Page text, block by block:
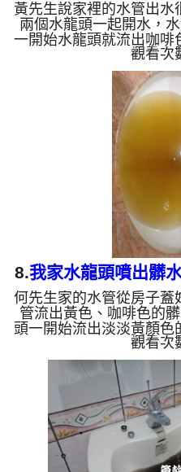
洗
黃先生說家裡的水管出水
兩個水龍頭一起開水，
一開始水龍頭就流出咖啡
還發出惡臭，這不是來
年的汙垢。 水管裡的異
慢變成透明，髒東西也
水。 清洗水管 是利用 高
打入水管，讓水管管壁
氣與水混合，產生阻力
淤泥等等雜質沖出來。
龍頭
觀看次
8.我家水龍頭噴出髒
管
何先生家的水管從房子蓋
管流出黃色、咖啡色的
頭一開始流出淡淡黃顏色
散發陣陣刺鼻味，這不
面藏汙納垢多年。 水管
顏色慢慢變成透明，髒
淨的清水。 清洗水管 是
檸檬酸打入水管，讓水
透過空氣與水混合，產
物膜、鐵鏽等等雜質沖
發
觀看次